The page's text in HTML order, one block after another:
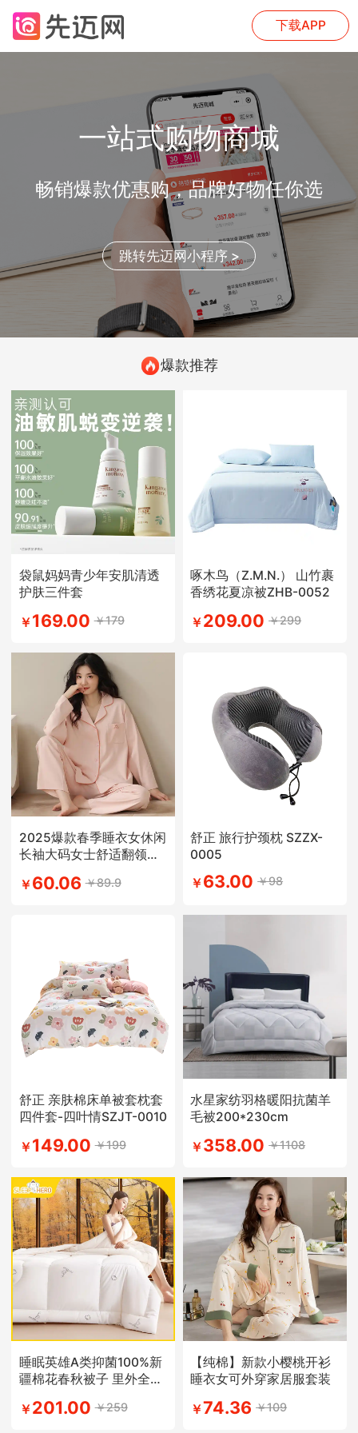
下载APP
一站式购物商城
畅销爆款优惠购，品牌好物任你选
跳转先迈网小程序 >
爆款推荐
袋鼠妈妈青少年安肌清透
护肤三件套
￥169.00 ￥179
啄木鸟（Z.M.N.） 山竹裹
香绣花夏凉被ZHB-0052
￥209.00 ￥299
2025爆款春季睡衣女休闲
长袖大码女士舒适翻领学
￥60.06 ￥89.9
舒正 旅行护颈枕 SZZX-
0005
￥63.00 ￥98
舒正 亲肤棉床单被套枕套
四件套-四叶情SZJT-0010
￥149.00 ￥199
水星家纺羽格暖阳抗菌羊
毛被200*230cm
￥358.00 ￥1108
睡眠英雄A类抑菌100%新
疆棉花春秋被子 里外全棉
￥201.00 ￥259
【纯棉】新款小樱桃开衫
睡衣女可外穿家居服套装
￥74.36 ￥109